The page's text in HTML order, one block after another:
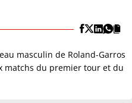
masculin de Roland-Garros
matchs du premier tour et du